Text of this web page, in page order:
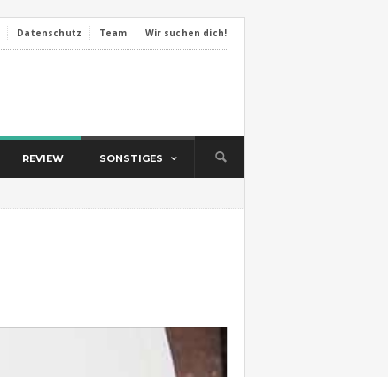
Datenschutz Team Wir suchen dich!
REVIEW SONSTIGES